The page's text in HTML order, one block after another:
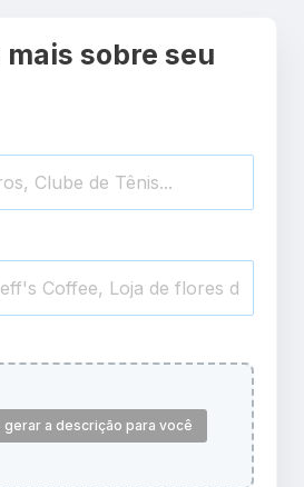
sobre seu
a descrição para você